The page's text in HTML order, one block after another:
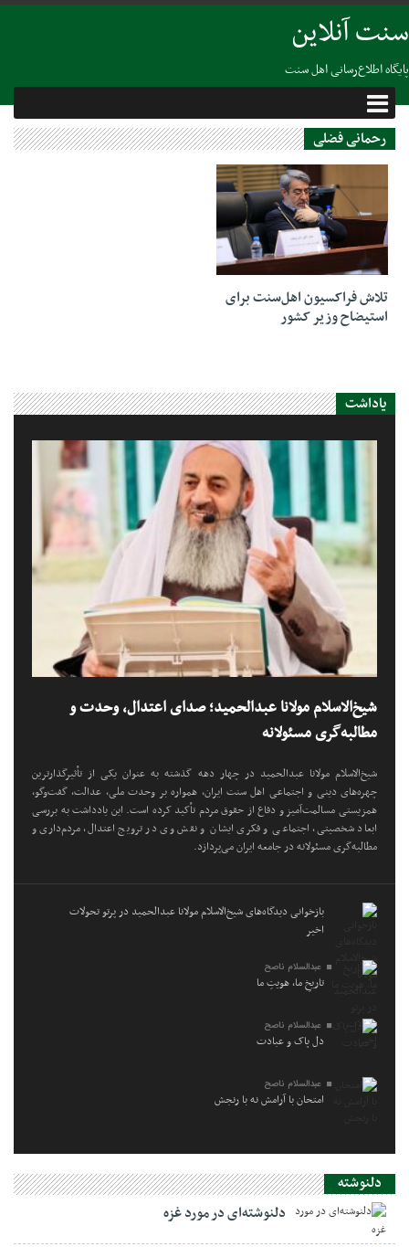
سنت آنلاین
پایگاه اطلاع‌رسانی اهل سنت
رحمانی فضلی
26 نوامبر 2018
تلاش فراکسیون اهل‌سنت برای
استیضاح وزیر کشور
یاداشت
شیخ‌الاسلام مولانا عبدالحمید؛ صدای اعتدال، وحدت و
مطالبه‌گری مسئولانه
شیخ‌الاسلام مولانا عبدالحمید در چهار دهه گذشته به عنوان یکی از تأثیرگذارترین
چهره‌های دینی و اجتماعی اهل سنت ایران، همواره بر وحدت ملی، عدالت، گفت‌وگو،
همزیستی مسالمت‌آمیز و دفاع از حقوق مردم تأکید کرده است. این یادداشت به بررسی
ابعاد شخصیتی، اجتماعی و فکری ایشان و نقش وی در ترویج اعتدال، مردم‌داری و
مطالبه‌گری مسئولانه در جامعه ایران می‌پردازد.
بازخوانی دیدگاه‌های شیخ‌الاسلام مولانا عبدالحمید در پرتو تحولات
اخیر
عبدالسلام ناصح
تاریخِ ما، هویتِ ما
عبدالسلام ناصح
دل پاک و عبادت
عبدالسلام ناصح
امتحان با آرامش نه با رنجش
دلنوشته
دلنوشته‌ای در مورد غزه